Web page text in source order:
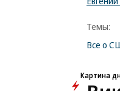
Темы:
Все о
Картина